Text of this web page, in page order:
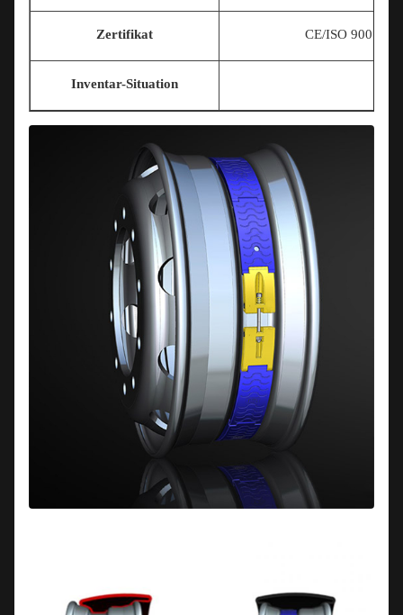
Zertifikat CE/ISO 9001/
Inventar-Situation